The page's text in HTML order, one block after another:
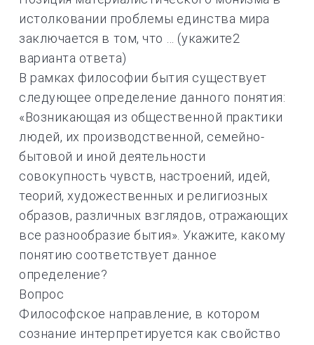
истолковании проблемы единства мира
заключается в том, что … (укажите2
варианта ответа)
В рамках философии бытия существует
следующее определение данного понятия:
«Возникающая из общественной практики
людей, их производственной, семейно-
бытовой и иной деятельности
совокупность чувств, настроений, идей,
теорий, художественных и религиозных
образов, различных взглядов, отражающих
все разнообразие бытия». Укажите, какому
понятию соответствует данное
определение?
Вопрос
Философское направление, в котором
сознание интерпретируется как свойство